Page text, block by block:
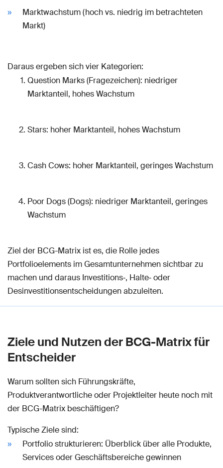
Marktwachstum (hoch vs. niedrig im betrachteten
Markt)
Daraus ergeben sich vier Kategorien:
Question Marks (Fragezeichen): niedriger
Marktanteil, hohes Wachstum
Stars: hoher Marktanteil, hohes Wachstum
Cash Cows: hoher Marktanteil, geringes Wachstum
Poor Dogs (Dogs): niedriger Marktanteil, geringes
Wachstum
Ziel der BCG-Matrix ist es, die Rolle jedes
Portfolioelements im Gesamtunternehmen sichtbar zu
machen und daraus Investitions‑, Halte‑ oder
Desinvestitionsentscheidungen abzuleiten.
Ziele und Nutzen der BCG-Matrix für
Entscheider
Warum sollten sich Führungskräfte,
Produktverantwortliche oder Projektleiter heute noch mit
der BCG-Matrix beschäftigen?
Typische Ziele sind:
Portfolio strukturieren: Überblick über alle Produkte,
Services oder Geschäftsbereiche gewinnen